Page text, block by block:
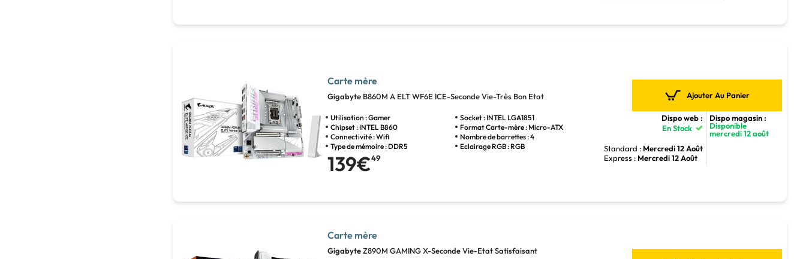
Carte mère
Gigabyte B860M A ELT WF6E ICE-Seconde Vie-Très Bon Etat
Utilisation : Gamer
Socket : INTEL LGA1851
Chipset : INTEL B860
Format Carte-mère : Micro-ATX
Connectivité : Wifi
Nombre de barrettes : 4
Type de mémoire : DDR5
Eclairage RGB : RGB
139€49
Ajouter Au Panier
Dispo web :
En Stock
Standard : Mercredi 12 Août
Express : Mercredi 12 Août
Dispo magasin :
Disponible
mercredi 12 août
Carte mère
GigabyteZ890M GAMING X-Seconde Vie-Etat Satisfaisant